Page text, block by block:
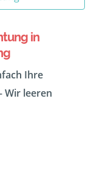
in
Ihre
Wir leeren